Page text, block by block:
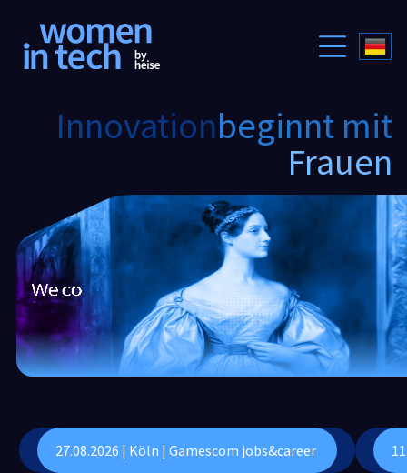
Innovationbeginnt mit
Frauen
27.08.2026 | Köln | Gamescom jobs&career